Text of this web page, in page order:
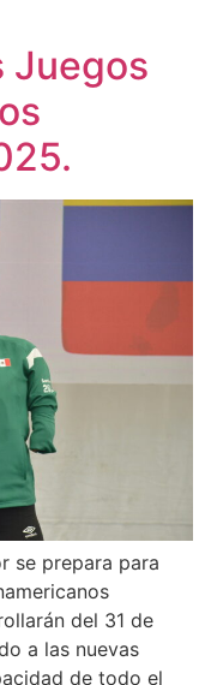
Juegos
se prepara para
del 31 de
a las nuevas
de todo el